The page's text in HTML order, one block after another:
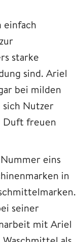
einfach
starke
sind. Ariel
bei milden
sich Nutzer
Duft freuen
eins
in
seiner
mit Ariel